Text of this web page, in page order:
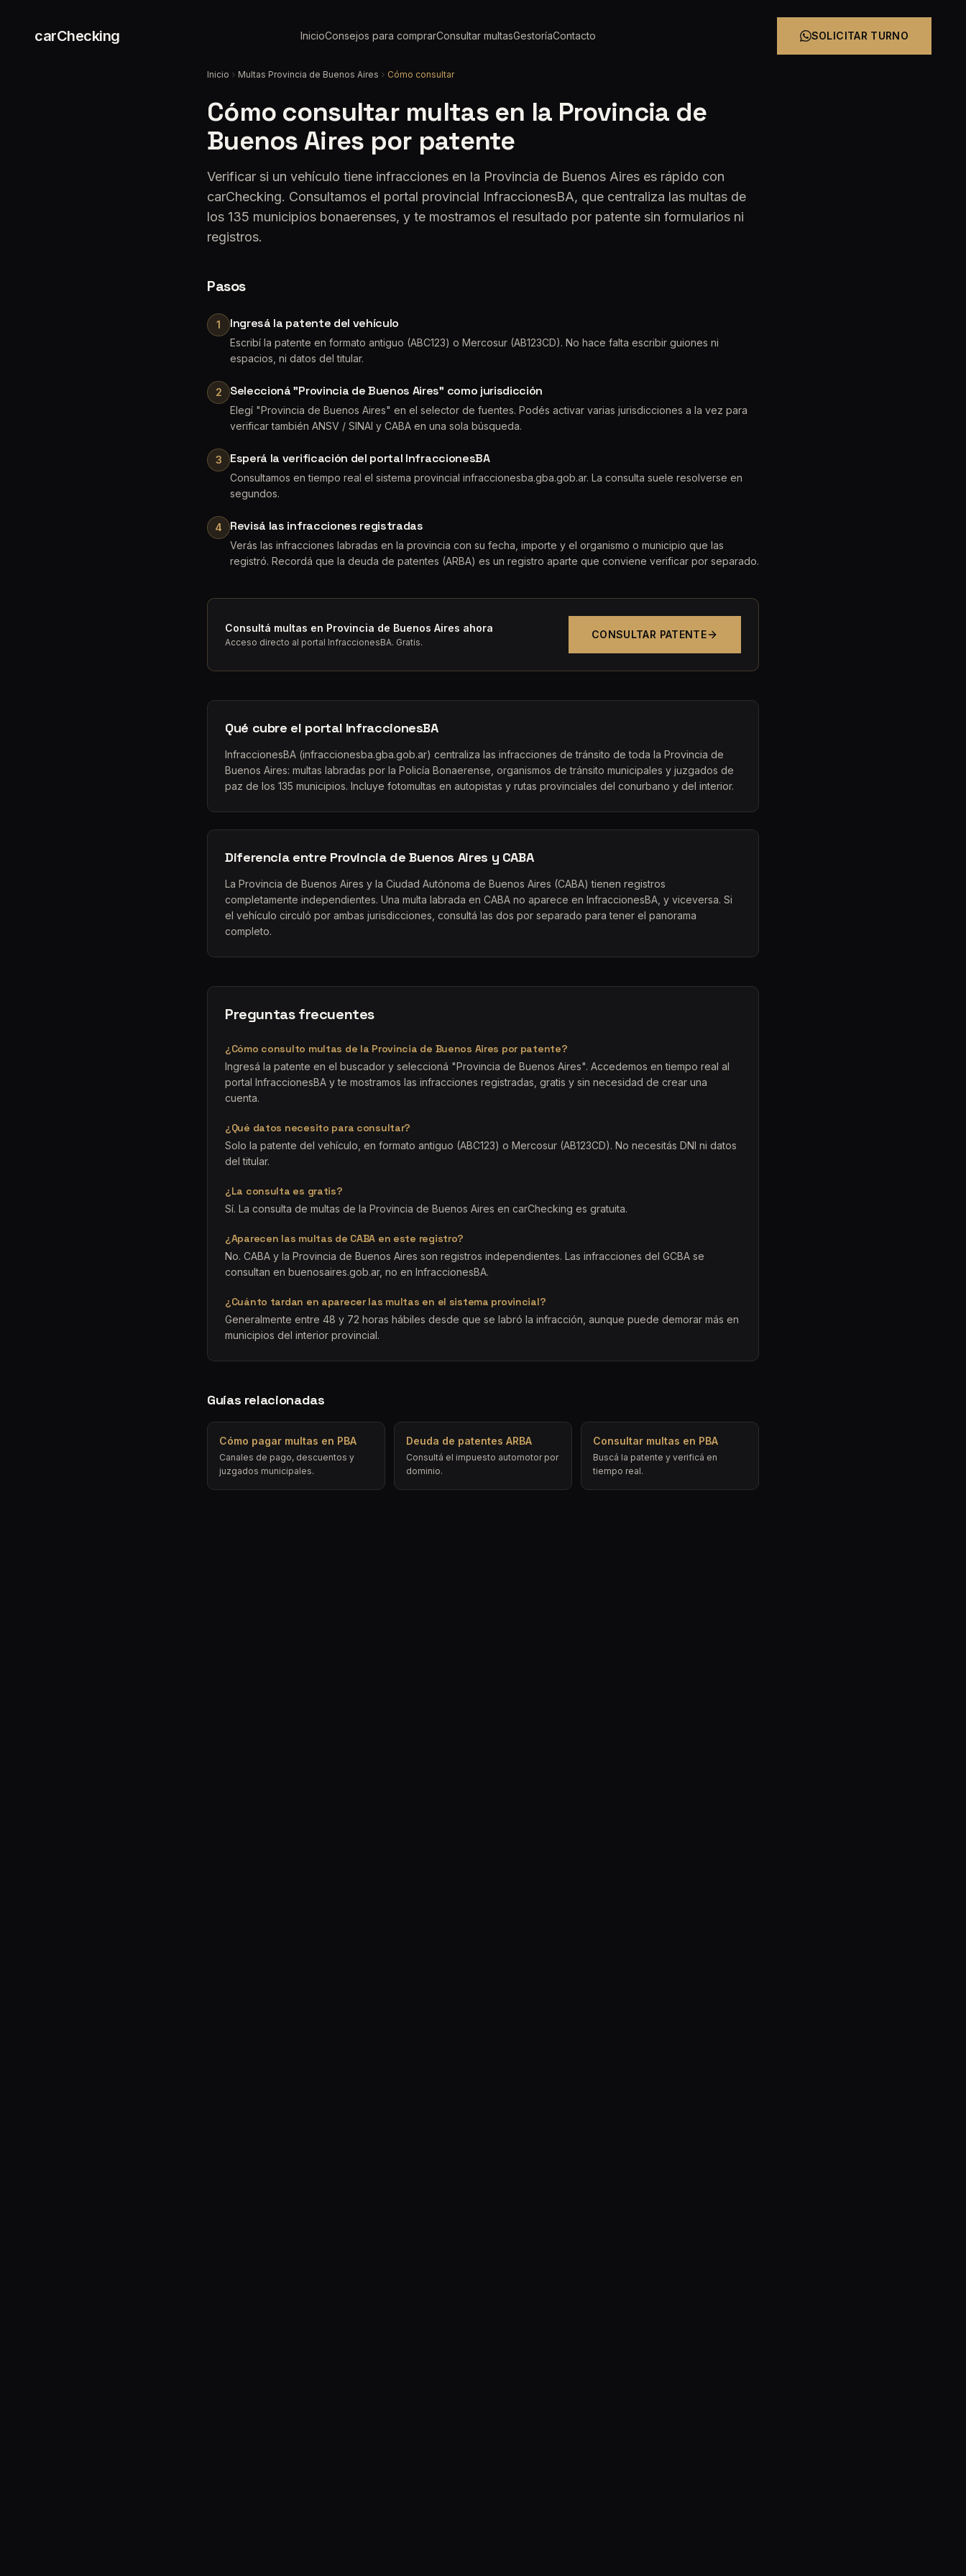
carChecking InicioConsejos para comprarConsultar multasGestoríaContacto SOLICITAR TURNO
Inicio Multas Provincia de Buenos Aires Cómo consultar
Cómo consultar multas en la Provincia de
Buenos Aires por patente
Verificar si un vehículo tiene infracciones en la Provincia de Buenos Aires es rápido con
carChecking. Consultamos el portal provincial InfraccionesBA, que centraliza las multas de
los 135 municipios bonaerenses, y te mostramos el resultado por patente sin formularios ni
registros.
Pasos
1 Ingresá la patente del vehículo
Escribí la patente en formato antiguo (ABC123) o Mercosur (AB123CD). No hace falta escribir guiones ni
espacios, ni datos del titular.
2 Seleccioná "Provincia de Buenos Aires" como jurisdicción
Elegí "Provincia de Buenos Aires" en el selector de fuentes. Podés activar varias jurisdicciones a la vez para
verificar también ANSV / SINAI y CABA en una sola búsqueda.
3 Esperá la verificación del portal InfraccionesBA
Consultamos en tiempo real el sistema provincial infraccionesba.gba.gob.ar. La consulta suele resolverse en
segundos.
4 Revisá las infracciones registradas
Verás las infracciones labradas en la provincia con su fecha, importe y el organismo o municipio que las
registró. Recordá que la deuda de patentes (ARBA) es un registro aparte que conviene verificar por separado.
Consultá multas en Provincia de Buenos Aires ahora
Acceso directo al portal InfraccionesBA. Gratis.
CONSULTAR PATENTE
Qué cubre el portal InfraccionesBA
InfraccionesBA (infraccionesba.gba.gob.ar) centraliza las infracciones de tránsito de toda la Provincia de
Buenos Aires: multas labradas por la Policía Bonaerense, organismos de tránsito municipales y juzgados de
paz de los 135 municipios. Incluye fotomultas en autopistas y rutas provinciales del conurbano y del interior.
Diferencia entre Provincia de Buenos Aires y CABA
La Provincia de Buenos Aires y la Ciudad Autónoma de Buenos Aires (CABA) tienen registros
completamente independientes. Una multa labrada en CABA no aparece en InfraccionesBA, y viceversa. Si
el vehículo circuló por ambas jurisdicciones, consultá las dos por separado para tener el panorama
completo.
Preguntas frecuentes
¿Cómo consulto multas de la Provincia de Buenos Aires por patente?
Ingresá la patente en el buscador y seleccioná "Provincia de Buenos Aires". Accedemos en tiempo real al
portal InfraccionesBA y te mostramos las infracciones registradas, gratis y sin necesidad de crear una
cuenta.
¿Qué datos necesito para consultar?
Solo la patente del vehículo, en formato antiguo (ABC123) o Mercosur (AB123CD). No necesitás DNI ni datos
del titular.
¿La consulta es gratis?
Sí. La consulta de multas de la Provincia de Buenos Aires en carChecking es gratuita.
¿Aparecen las multas de CABA en este registro?
No. CABA y la Provincia de Buenos Aires son registros independientes. Las infracciones del GCBA se
consultan en buenosaires.gob.ar, no en InfraccionesBA.
¿Cuánto tardan en aparecer las multas en el sistema provincial?
Generalmente entre 48 y 72 horas hábiles desde que se labró la infracción, aunque puede demorar más en
municipios del interior provincial.
Guías relacionadas
Cómo pagar multas en PBA
Canales de pago, descuentos y
juzgados municipales.
Deuda de patentes ARBA
Consultá el impuesto automotor por
dominio.
Consultar multas en PBA
Buscá la patente y verificá en
tiempo real.